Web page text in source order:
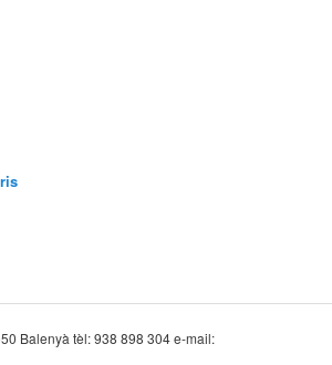
Balenyà tèl: 938 898 304 e-mail: